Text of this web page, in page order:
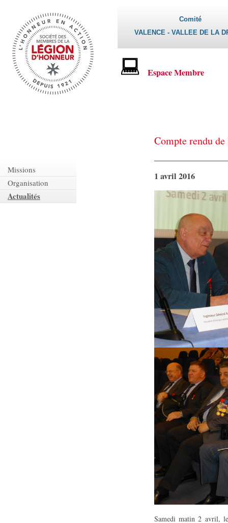
Comité
VALENCE - VALLEE DE LA
Espace Membre
Missions
Organisation
Actualités
Compte rendu
1 avril 2016
Samedi matin 2 avril,